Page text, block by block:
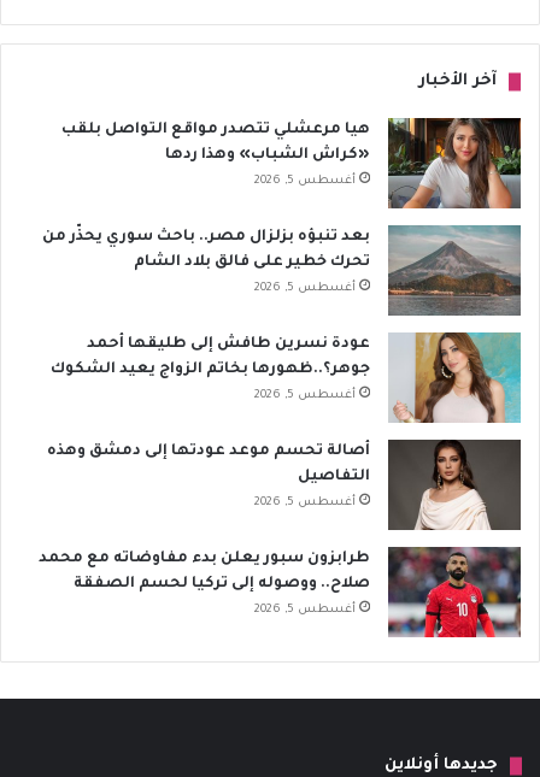
آخر الأخبار
هيا مرعشلي تتصدر مواقع التواصل بلقب
«كراش الشباب» وهذا ردها
أغسطس 5, 2026
بعد تنبؤه بزلزال مصر.. باحث سوري يحذّر من
تحرك خطير على فالق بلاد الشام
أغسطس 5, 2026
عودة نسرين طافش إلى طليقها أحمد
جوهر؟..ظهورها بخاتم الزواج يعيد الشكوك
أغسطس 5, 2026
أصالة تحسم موعد عودتها إلى دمشق وهذه
التفاصيل
أغسطس 5, 2026
طرابزون سبور يعلن بدء مفاوضاته مع محمد
صلاح.. ووصوله إلى تركيا لحسم الصفقة
أغسطس 5, 2026
جديدها أونلاين